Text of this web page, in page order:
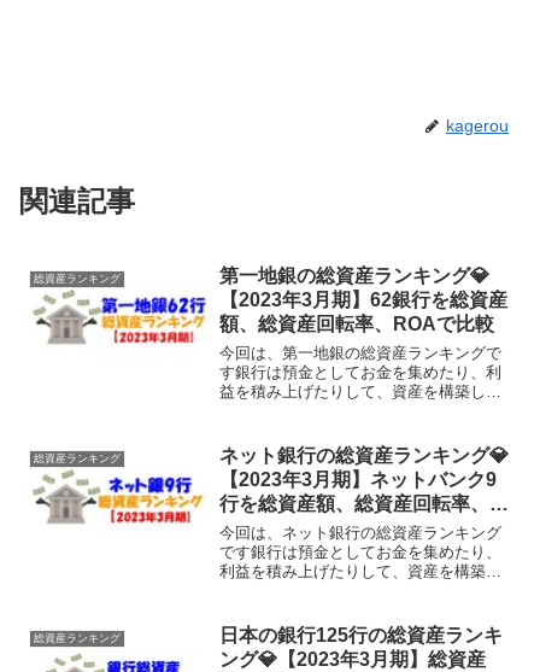
kagerou
関連記事
総資産ランキング
第一地銀の総資産ランキング💎
【2023年3月期】62銀行を総資産
額、総資産回転率、ROAで比較
今回は、第一地銀の総資産ランキングで
す銀行は預金としてお金を集めたり、利
益を積み上げたりして、資産を構築して
は、地銀協に加盟する62銀行の総資産を
調べ、様々な角度でランキ...
総資産ランキング
ネット銀行の総資産ランキング💎
【2023年3月期】ネットバンク9
行を総資産額、総資産回転率、
ROAで比較
今回は、ネット銀行の総資産ランキング
です銀行は預金としてお金を集めたり、
利益を積み上げたりして、資産を構築し
は、ネット銀行：9行の総資産を調べ、
様々な角度でランキングし...
総資産ランキング
日本の銀行125行の総資産ランキ
ング💎【2023年3月期】総資産